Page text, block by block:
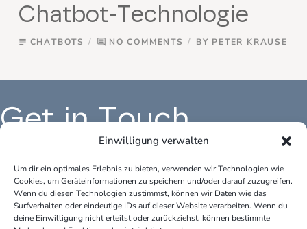
Einwilligung verwalten
Um dir ein optimales Erlebnis zu bieten, verwenden wir Technologien wie
Cookies, um Geräteinformationen zu speichern und/oder darauf zuzugreifen.
Wenn du diesen Technologien zustimmst, können wir Daten wie das
Surfverhalten oder eindeutige IDs auf dieser Website verarbeiten. Wenn du
deine Einwilligung nicht erteilst oder zurückziehst, können bestimmte
Chatbot-Technologie
subject CHATBOTS comment NO COMMENTS BY PETER KRAUSE
Get in Touch
Büro Deutschland:
peter.krause.net
Katharina-Fischer-Platz 1